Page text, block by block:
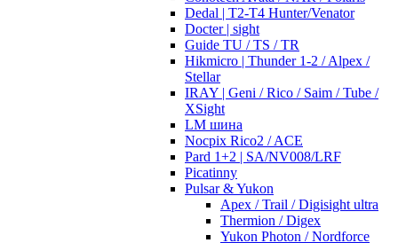
Dedal | T2-T4 Hunter/Venator
Docter | sight
Guide TU / TS / TR
Hikmicro | Thunder 1-2 / Alpex /
Stellar
IRAY | Geni / Rico / Saim / Tube /
XSight
LM шина
Nocpix Rico2 / ACE
Pard 1+2 | SA/NV008/LRF
Picatinny
Pulsar & Yukon
Apex / Trail / Digisight ultra
Thermion / Digex
Yukon Photon / Nordforce